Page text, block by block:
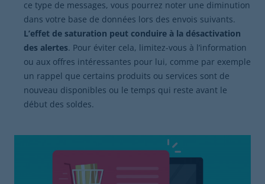
ce type de messages, vous pourrez noter une diminution
dans votre base de données lors des envois suivants.
L’effet de saturation peut conduire à la désactivation
des alertes. Pour éviter cela, limitez-vous à l’information
ou aux offres intéressantes pour lui, comme par exemple
un rappel que certains produits ou services sont de
nouveau disponibles ou le temps qui reste avant le
début des soldes.